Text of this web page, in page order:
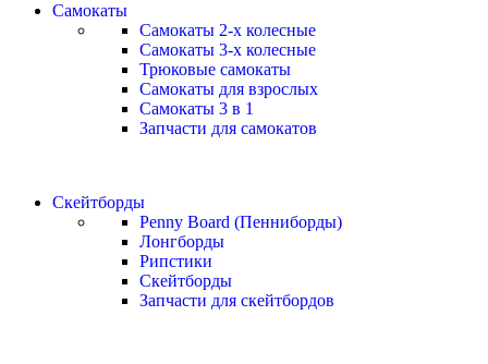
Самокаты
Самокаты 2-х колесные
Самокаты 3-х колесные
Трюковые самокаты
Самокаты для взрослых
Самокаты 3 в 1
Запчасти для самокатов
Скейтборды
Penny Board (Пенниборды)
Лонгборды
Рипстики
Скейтборды
Запчасти для скейтбордов